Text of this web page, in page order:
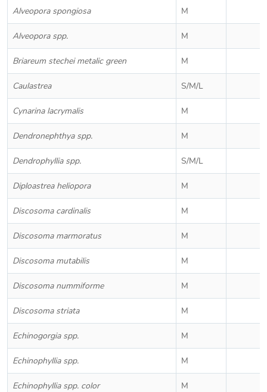
Alveopora spongiosa M
Alveopora spp. M
Briareum stechei metalic green M
Caulastrea S/M/L
Cynarina lacrymalis M
Dendronephthya spp. M
Dendrophyllia spp. S/M/L
Diploastrea heliopora M
Discosoma cardinalis M
Discosoma marmoratus M
Discosoma mutabilis M
Discosoma nummiforme M
Discosoma striata M
Echinogorgia spp. M
Echinophyllia spp. M
Echinophyllia spp. color M